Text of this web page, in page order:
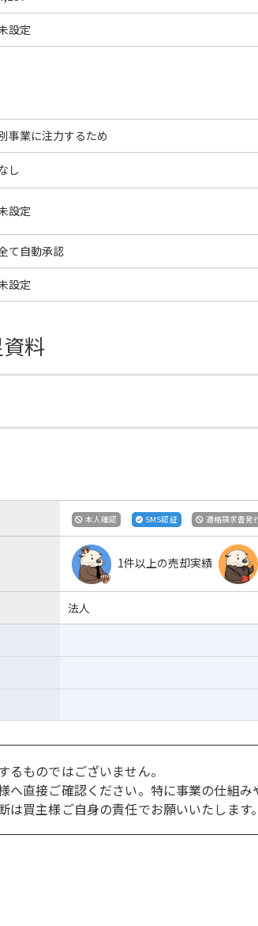
設定
事業に注力するため
し
設定
て自動承認
設定
料
本人確認 SMS認証 適格請求書発
1件以上の売却実績
法人
ものではございません。
へ直接ご確認ください。特に事業の仕組
買主様ご自身の責任でお願いいたします。